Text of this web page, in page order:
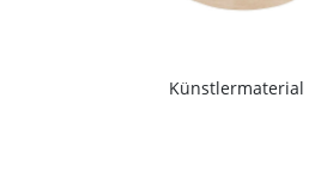
Künstlermaterial